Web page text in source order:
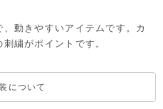
動きやすいアイテムです。カ
繍がポイントです。
について